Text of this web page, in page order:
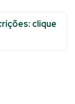
clique